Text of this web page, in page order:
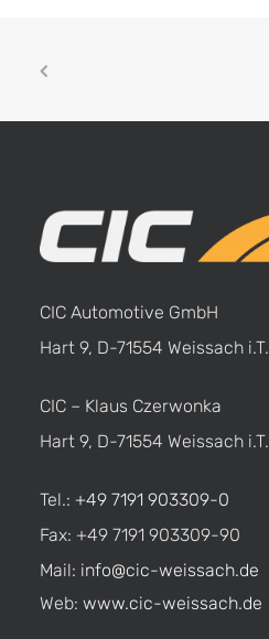
CIC Automotive GmbH
Hart 9, D-71554 Weissach i.T.
CIC – Klaus Czerwonka
Hart 9, D-71554 Weissach i.T.
Tel.: +49 7191 903309-0
Fax: +49 7191 903309-90
Mail: info@cic-weissach.de
Web: www.cic-weissach.de